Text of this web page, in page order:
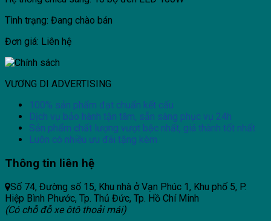
Tình trạng: Đang chào bán
Đơn giá: Liên hệ
VƯƠNG DI ADVERTISING
100% sản phẩm đạt chuẩn kết cấu
Dịch vụ bảo hành tận tâm, sẵn sàng phục vụ 24h
Sản phẩm chất lượng vượt bậc nhất, giá thành tốt nhất
Luôn có nhiều ưu đãi tặng kèm
Thông tin liên hệ
Số 74, Đường số 15, Khu nhà ở Vạn Phúc 1, Khu phố 5, P.
Hiệp Bình Phước, Tp. Thủ Đức, Tp. Hồ Chí Minh
(Có chỗ đỗ xe ôtô thoải mái)